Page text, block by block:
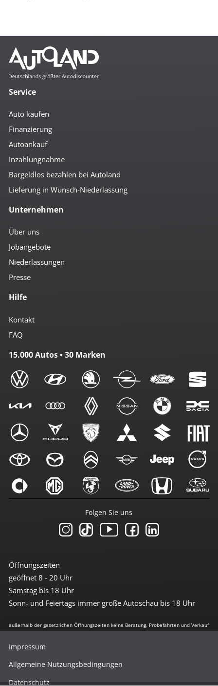
Service
Auto kaufen
Finanzierung
Autoankauf
Inzahlungnahme
Bargeldlos bezahlen bei Autoland
Lieferung in Wunsch-Niederlassung
Unternehmen
Über uns
Jobangebote
Niederlassungen
Presse
Hilfe
Kontakt
FAQ
15.000 Autos • 30 Marken
Öffnungszeiten
geöffnet 8 - 20 Uhr
Samstag bis 18 Uhr
Sonn- und Feiertags immer große Autoschau bis 18 Uhr
Folgen Sie uns
außerhalb der gesetzlichen Öffnungszeiten keine Beratung, Probefahrten und Verkauf
Impressum
Allgemeine Nutzungsbedingungen
Datenschutz